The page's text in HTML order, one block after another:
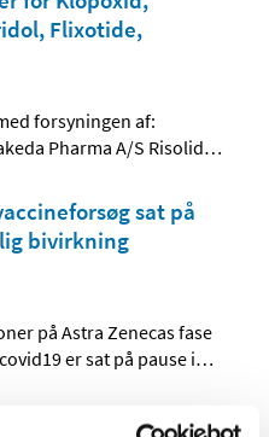
Flixotide,
forsyningen af:
Pharma A/S Risolid…
sat på
bivirkning
på Astra Zenecas fase
er sat på pause i…
for Abstral og